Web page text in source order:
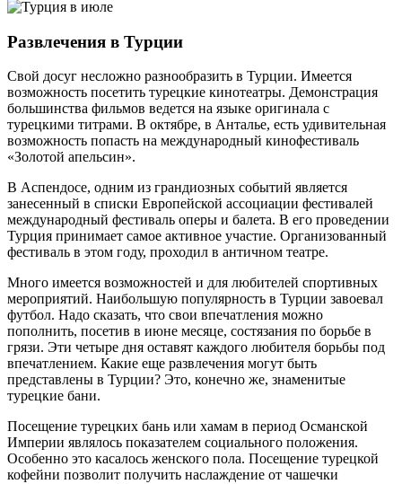
Развлечения в Турции
Свой досуг несложно разнообразить в Турции. Имеется
возможность посетить турецкие кинотеатры. Демонстрация
большинства фильмов ведется на языке оригинала с
турецкими титрами. В октябре, в Анталье, есть удивительная
возможность попасть на международный кинофестиваль
«Золотой апельсин».
В Аспендосе, одним из грандиозных событий является
занесенный в списки Европейской ассоциации фестивалей
международный фестиваль оперы и балета. В его проведении
Турция принимает самое активное участие. Организованный
фестиваль в этом году, проходил в античном театре.
Много имеется возможностей и для любителей спортивных
мероприятий. Наибольшую популярность в Турции завоевал
футбол. Надо сказать, что свои впечатления можно
пополнить, посетив в июне месяце, состязания по борьбе в
грязи. Эти четыре дня оставят каждого любителя борьбы под
впечатлением. Какие еще развлечения могут быть
представлены в Турции? Это, конечно же, знаменитые
турецкие бани.
Посещение турецких бань или хамам в период Османской
Империи являлось показателем социального положения.
Особенно это касалось женского пола. Посещение турецкой
кофейни позволит получить наслаждение от чашечки